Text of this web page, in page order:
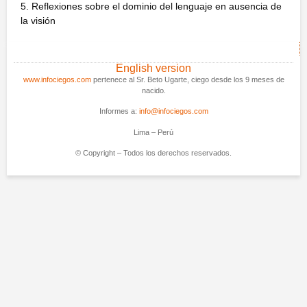
5. Reflexiones sobre el dominio del lenguaje en ausencia de
la visión
English version
www.infociegos.compertenece al Sr. Beto Ugarte, ciego desde los 9 meses de
nacido.
Informes a: info@infociegos.com
Lima – Perú
© Copyright – Todos los derechos reservados.